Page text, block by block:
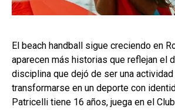
El beach handball sigue creciendo en
aparecen más historias que reflejan el
disciplina que dejó de ser una
transformarse en un deporte con
Patricelli tiene 16 años, juega en el